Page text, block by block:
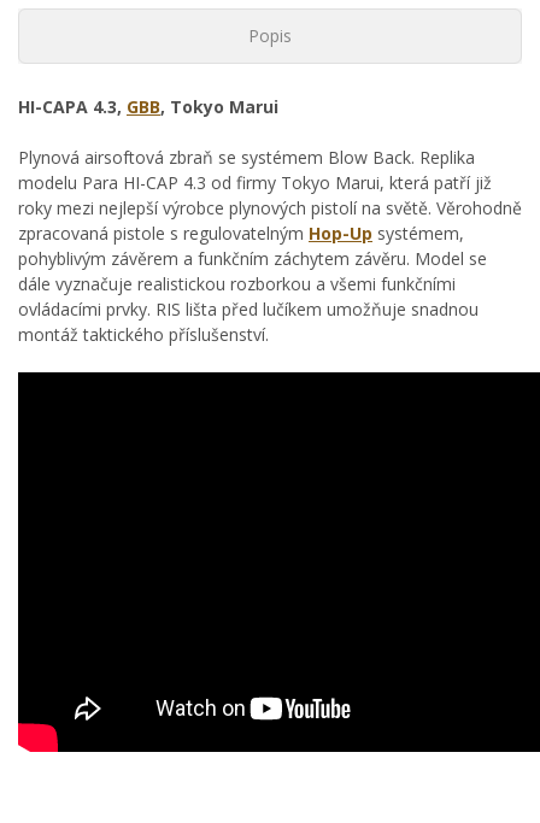
Popis
HI-CAPA 4.3, GBB, Tokyo Marui
Plynová airsoftová zbraň se systémem Blow Back. Replika
modelu Para HI-CAP 4.3 od firmy Tokyo Marui, která patří již
roky mezi nejlepší výrobce plynových pistolí na světě. Věrohodně
zpracovaná pistole s regulovatelným Hop-Up systémem,
pohyblivým závěrem a funkčním záchytem závěru. Model se
dále vyznačuje realistickou rozborkou a všemi funkčními
ovládacími prvky. RIS lišta před lučíkem umožňuje snadnou
montáž taktického příslušenství.